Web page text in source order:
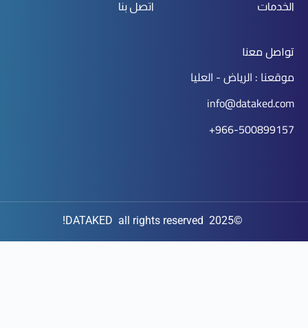
الخدمات
اتصل بنا
تواصل معنا
موقعنا : الرياض - العليا
info@dataked.com
966-500899157+
©2025 DATAKED all rights reserved!